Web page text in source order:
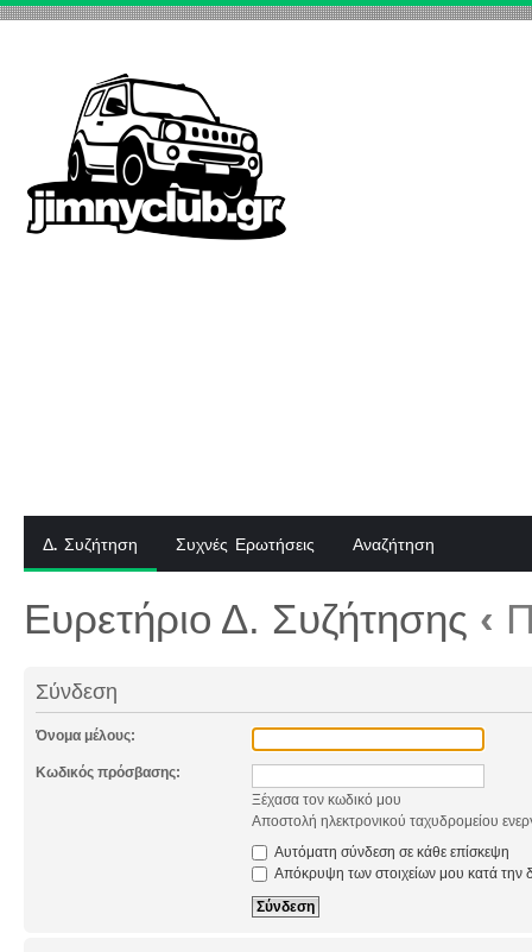
Δ. Συζήτηση Συχνές Ερωτήσεις Αναζήτηση
Ευρετήριο Δ. Συζήτησης ‹
Σύνδεση
Όνομα μέλους:
Κωδικός πρόσβασης:
Ξέχασα τον κωδικό μου
Αποστολή ηλεκτρονικού ταχυδρομείου
Αυτόματη σύνδεση σε κάθε επίσκεψη
Απόκρυψη των στοιχείων μου κατά την